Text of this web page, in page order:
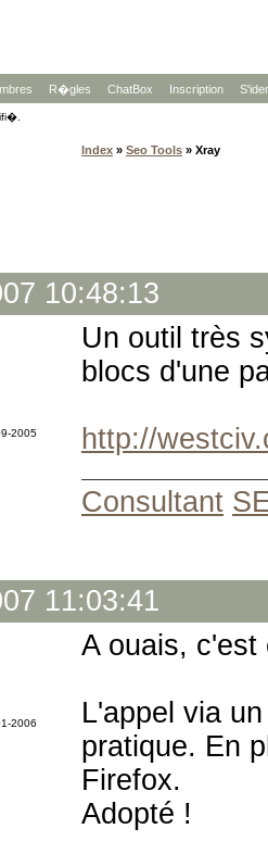
R�gles ChatBox Inscription
Index » Seo Tools » Xray
10:48:13
2005
Un outil très
blocs d'une
http://
Consultant
11:03:41
2006
A ouais, c'est
L'appel via
pratique. En
Firefox.
Adopté !